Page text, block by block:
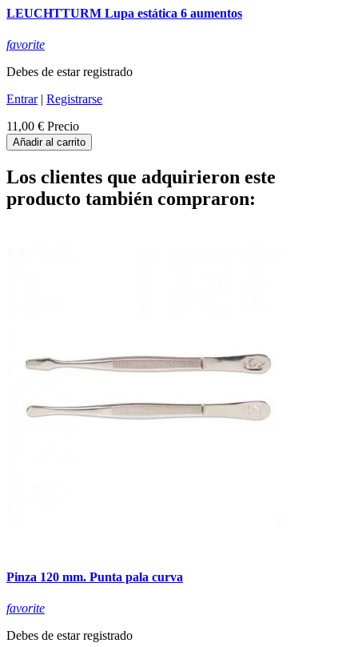
LEUCHTTURM Lupa estática 6 aumentos
favorite
Debes de estar registrado
Entrar| Registrarse
11,00 € Precio
Añadir al carrito
Los clientes que adquirieron este
producto también compraron:
Pinza 120 mm. Punta pala curva
favorite
Debes de estar registrado